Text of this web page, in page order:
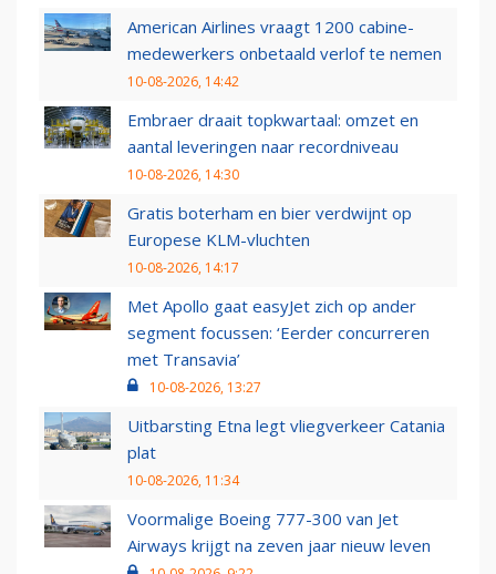
American Airlines vraagt 1200 cabine-
medewerkers onbetaald verlof te nemen
10-08-2026, 14:42
Embraer draait topkwartaal: omzet en
aantal leveringen naar recordniveau
10-08-2026, 14:30
Gratis boterham en bier verdwijnt op
Europese KLM-vluchten
10-08-2026, 14:17
Met Apollo gaat easyJet zich op ander
segment focussen: ‘Eerder concurreren
met Transavia’
10-08-2026, 13:27
Uitbarsting Etna legt vliegverkeer Catania
plat
10-08-2026, 11:34
Voormalige Boeing 777-300 van Jet
Airways krijgt na zeven jaar nieuw leven